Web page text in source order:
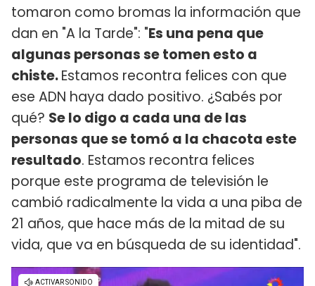
tomaron como bromas la información que
dan en "A la Tarde": "Es una pena que
algunas personas se tomen esto a
chiste.Estamos recontra felices con que
ese ADN haya dado positivo. ¿Sabés por
qué? Se lo digo a cada una de las
personas que se tomó a la chacota este
resultado. Estamos recontra felices
porque este programa de televisión le
cambió radicalmente la vida a una piba de
21 años, que hace más de la mitad de su
vida, que va en búsqueda de su identidad".